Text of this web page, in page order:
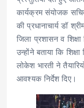
कार्यक्रम संयोजक सचिव
की प्रधानाचार्य डॉ
जिला प्रशासन व
उन्होंने बताया कि
लोकेश भारती ने
आवश्यक निर्देश दिए।